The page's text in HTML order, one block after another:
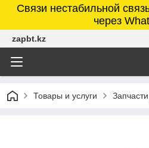
Связи нестабильной
через
zapbt.kz
Товары и услуги